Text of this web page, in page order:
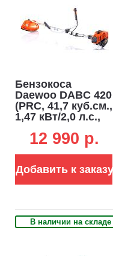
Бензокоса
Daewoo DABC 420
(PRC, 41,7 куб.см.,
1,47 кВт/2,0 л.с.,
пильный диск, Т-
штанга, 8,37 кг.)
12 990 p.
Добавить к заказу
В наличии на складе